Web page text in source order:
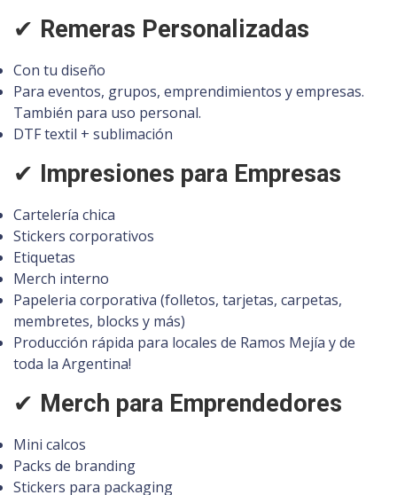
✔ Remeras Personalizadas
Con tu diseño
Para eventos, grupos, emprendimientos y empresas.
También para uso personal.
DTF textil + sublimación
✔ Impresiones para Empresas
Cartelería chica
Stickers corporativos
Etiquetas
Merch interno
Papeleria corporativa (folletos, tarjetas, carpetas,
membretes, blocks y más)
Producción rápida para locales de Ramos Mejía y de
toda la Argentina!
✔ Merch para Emprendedores
Mini calcos
Packs de branding
Stickers para packaging